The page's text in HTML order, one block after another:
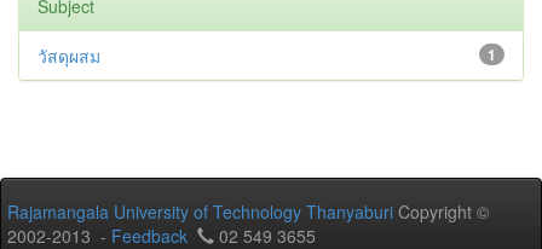
Subject
1
วัสดุผสม
Rajamangala University of Technology Thanyaburi Copyright ©
2002-2013 - Feedback 02 549 3655